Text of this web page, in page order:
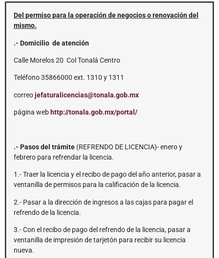
Del permiso para la operación de negocios o renovación del
mismo.
.- Domicilio de atención
Calle Morelos 20 Col Tonalá Centro
Teléfono 35866000 ext. 1310 y 1311
correojefaturalicencias@tonala.gob.mx
página web http://tonala.gob.mx/portal/
.- Pasos del trámite (REFRENDO DE LICENCIA)- enero y
febrero para refrendar la licencia.
1.- Traer la licencia y el recibo de pago del año anterior, pasar a
ventanilla de permisos para la calificación de la licencia.
2.- Pasar a la dirección de ingresos a las cajas para pagar el
refrendo de la licencia.
3.- Con el recibo de pago del refrendo de la licencia, pasar a
ventanilla de impresión de tarjetón para recibir su licencia
nueva.